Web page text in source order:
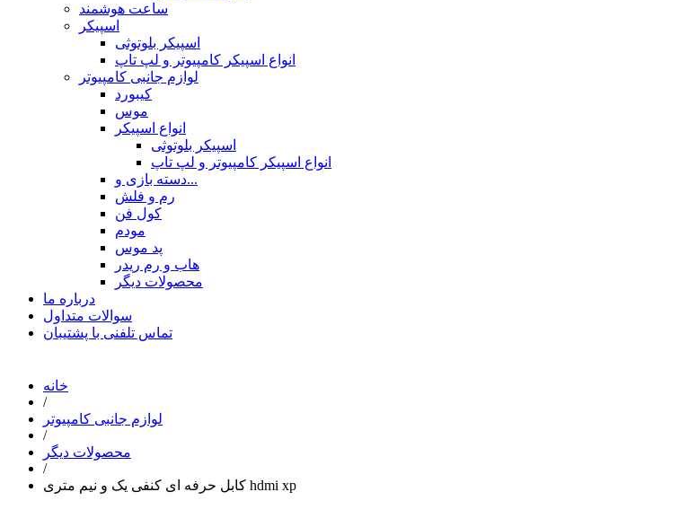
ساعت هوشمند
اسپیکر
اسپیکر بلوتوثی
انواع اسپیکر کامپیوتر و لپ تاپ
لوازم جانبی کامپیوتر
کیبورد
موس
انواع اسپیکر
اسپیکر بلوتوثی
انواع اسپیکر کامپیوتر و لپ تاپ
دسته بازی و...
رم و فلش
کول فن
مودم
پد موس
هاب و رم ریدر
محصولات دیگر
درباره ما
سوالات متداول
تماس تلفنی با پشتیبان
خانه
/
لوازم جانبی کامپیوتر
/
محصولات دیگر
/
کابل حرفه ای کنفی یک و نیم متری hdmi xp